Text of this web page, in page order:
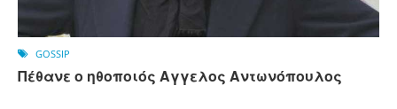
GOSSIP
Πέθανε ο ηθοποιός Αγγελος Αντωνόπουλος